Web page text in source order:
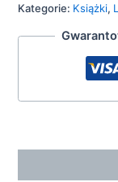
Kategorie: Książki,